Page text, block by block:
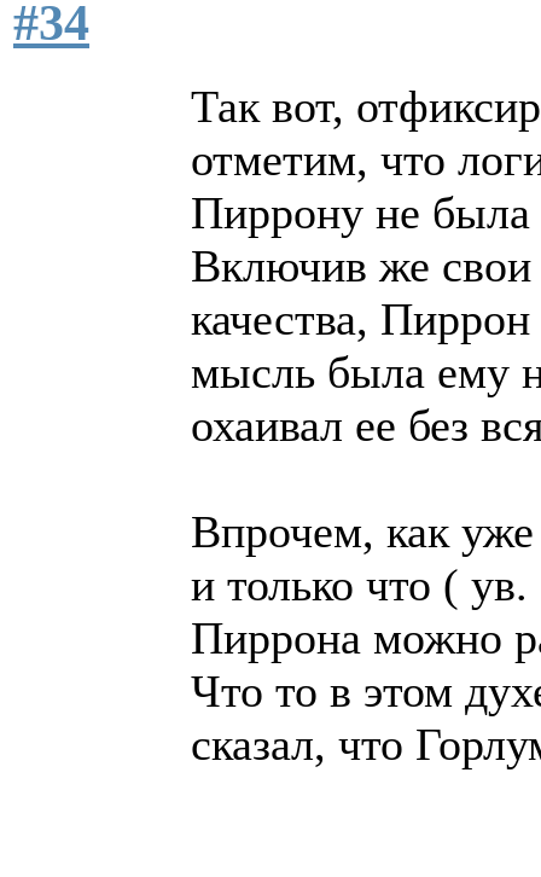
#34
Так вот,
отметим, что
Пиррону не была
Включив же
качества,
мысль была ему
охаивал ее без
Впрочем, как
и только что (
Пиррона можно
Что то в этом
сказал, что